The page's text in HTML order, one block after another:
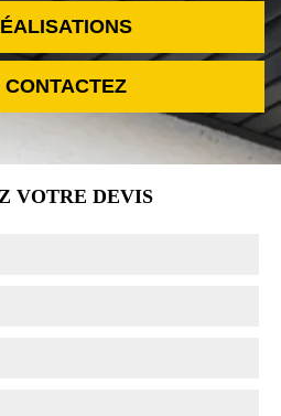
CONTACTEZ
VOTRE DEVIS